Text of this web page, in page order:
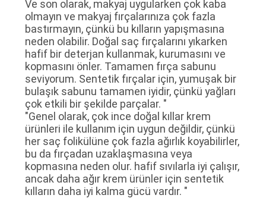
Ve son olarak, makyaj uygularken çok kaba
olmayın ve makyaj fırçalarınıza çok fazla
bastırmayın, çünkü bu kılların yapışmasına
neden olabilir. Doğal saç fırçalarını yıkarken
hafif bir deterjan kullanmak, kurumasını ve
kopmasını önler. Tamamen fırça sabunu
seviyorum. Sentetik fırçalar için, yumuşak bir
bulaşık sabunu tamamen iyidir, çünkü yağları
çok etkili bir şekilde parçalar. "
"Genel olarak, çok ince doğal kıllar krem ​​
ürünleri ile kullanım için uygun değildir, çünkü
her saç folikülüne çok fazla ağırlık koyabilirler,
bu da fırçadan uzaklaşmasına veya
kopmasına neden olur. hafif sıvılarla iyi çalışır,
ancak daha ağır krem ​​ürünler için sentetik
kılların daha iyi kalma gücü vardır. "